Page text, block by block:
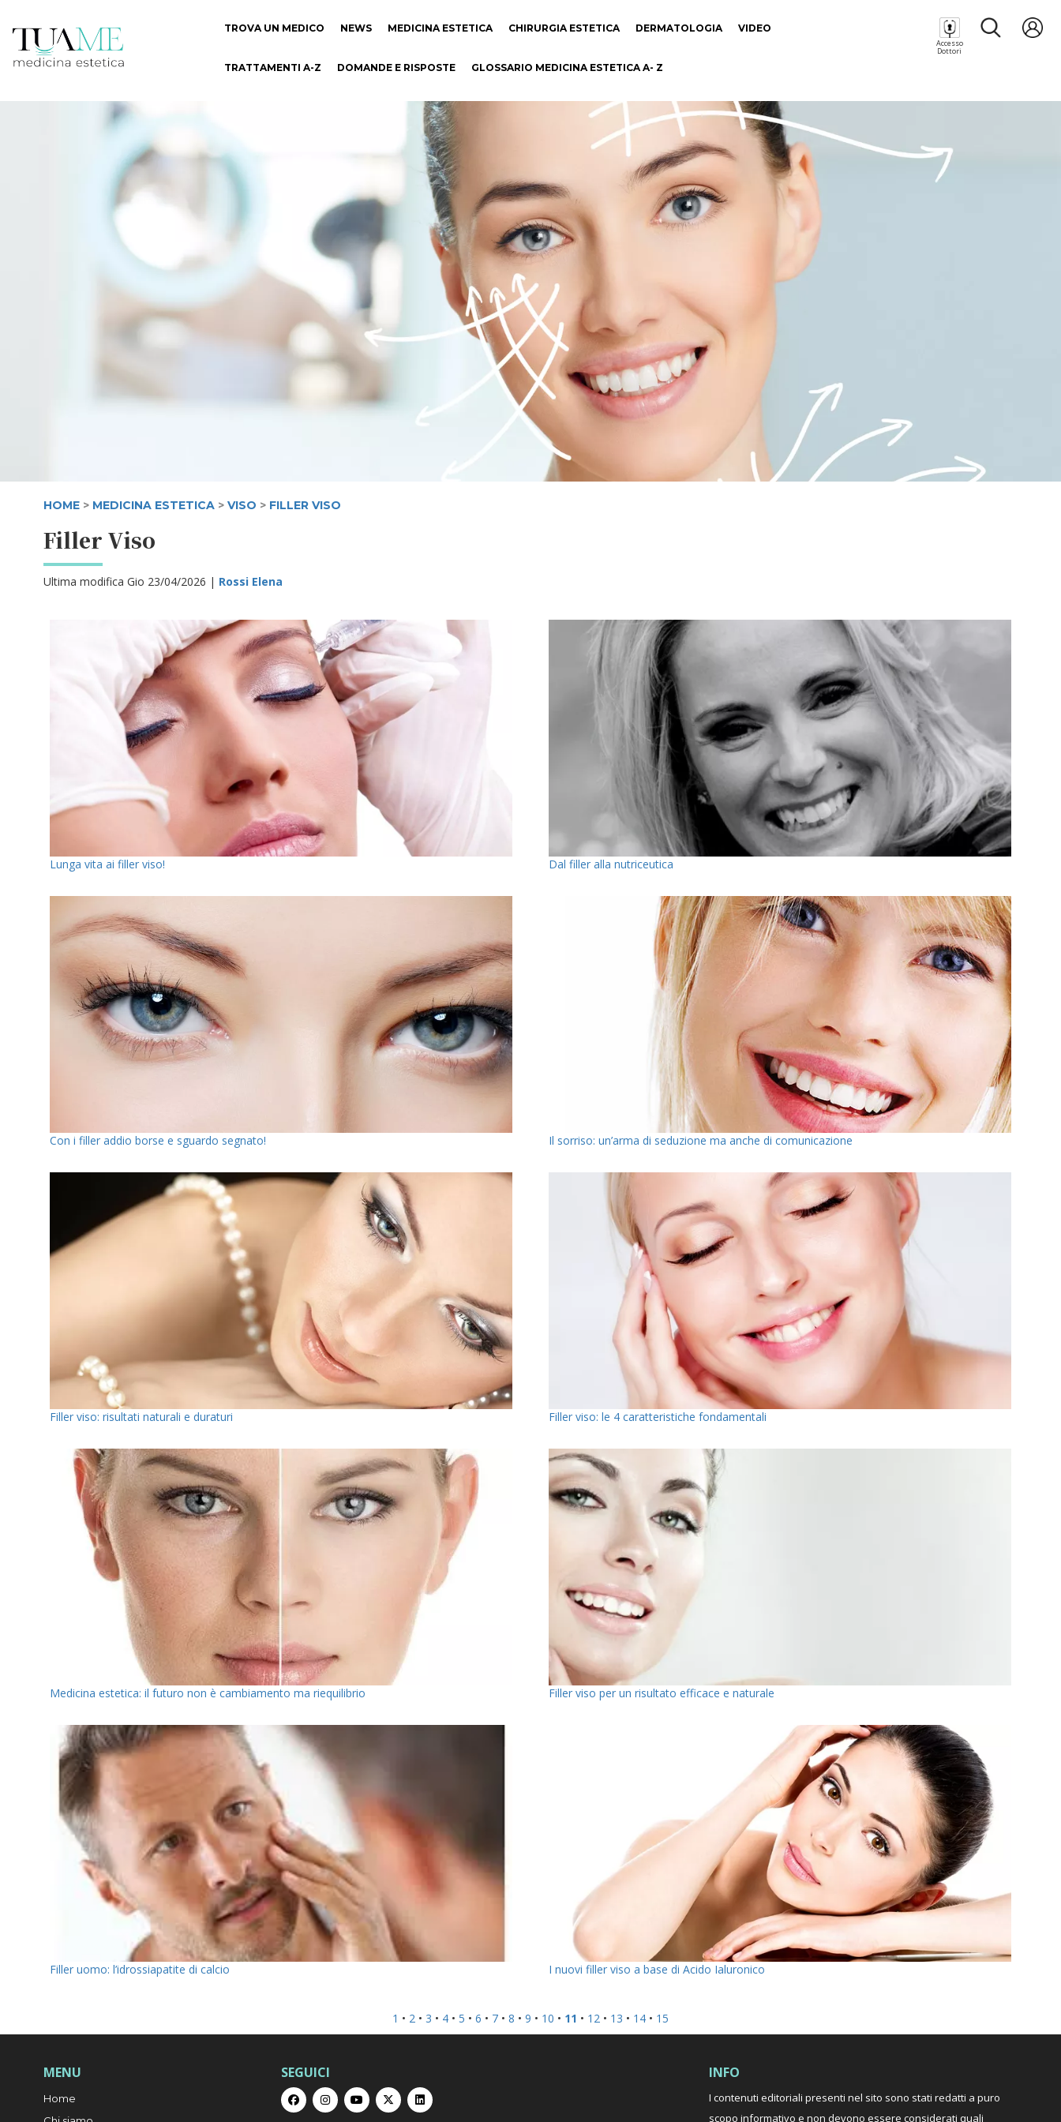
TROVA UN MEDICO NEWS MEDICINA ESTETICA CHIRURGIA ESTETICA DERMATOLOGIA VIDEO
TRATTAMENTI A-Z DOMANDE E RISPOSTE GLOSSARIO MEDICINA ESTETICA A- Z
Accesso
Dottori
HOME > MEDICINA ESTETICA > VISO > FILLER VISO
Filler Viso
Ultima modifica Gio 23/04/2026 | Rossi Elena
Lunga vita ai filler viso! Dal filler alla nutriceutica
Con i filler addio borse e sguardo segnato! Il sorriso: un’arma di seduzione ma anche di comunicazione
Filler viso: risultati naturali e duraturi Filler viso: le 4 caratteristiche fondamentali
Medicina estetica: il futuro non è cambiamento ma riequilibrio Filler viso per un risultato efficace e naturale
Filler uomo: l’idrossiapatite di calcio I nuovi filler viso a base di Acido Ialuronico
1 • 2 • 3 • 4 • 5 • 6 • 7 • 8 • 9 • 10 • 11 • 12 • 13 • 14 • 15
MENU
Home
SEGUICI INFO
I contenuti editoriali presenti nel sito sono stati redatti a puro
scopo informativo e non devono essere considerati quali